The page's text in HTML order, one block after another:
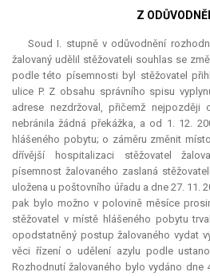
Z
Soud I. stupně v odůvodnění
žalovaný udělil stěžovateli souhlas se
podle této písemnosti byl stěžovatel
ulice P. Z obsahu správního spisu
adrese nezdržoval, přičemž
nebránila žádná překážka, a od 1. 12.
hlášeného pobytu; o záměru změnit
dřívější hospitalizaci stěžovatel
písemnost žalovaného zaslaná
uložena u poštovního úřadu a dne 27. 11.
pak bylo možno v polovině měsíce
stěžovatel v místě hlášeného pobytu
opodstatněný postup žalovaného vydat
věci řízení o udělení azylu podle
Rozhodnutí žalovaného bylo vydáno dne